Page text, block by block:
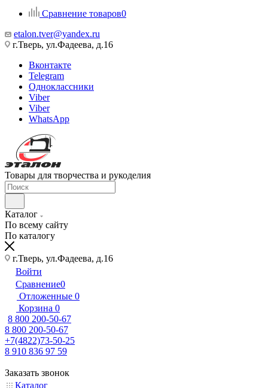
Сравнение товаров0
etalon.tver@yandex.ru
г.Тверь, ул.Фадеева, д.16
Вконтакте
Telegram
Одноклассники
Viber
Viber
WhatsApp
Товары для творчества и рукоделия
Каталог
По всему сайту
По каталогу
г.Тверь, ул.Фадеева, д.16
Войти
Сравнение0
Отложенные 0
Корзина 0
8 800 200-50-67
8 800 200-50-67
+7(4822)73-50-25
8 910 836 97 59
Заказать звонок
Каталог